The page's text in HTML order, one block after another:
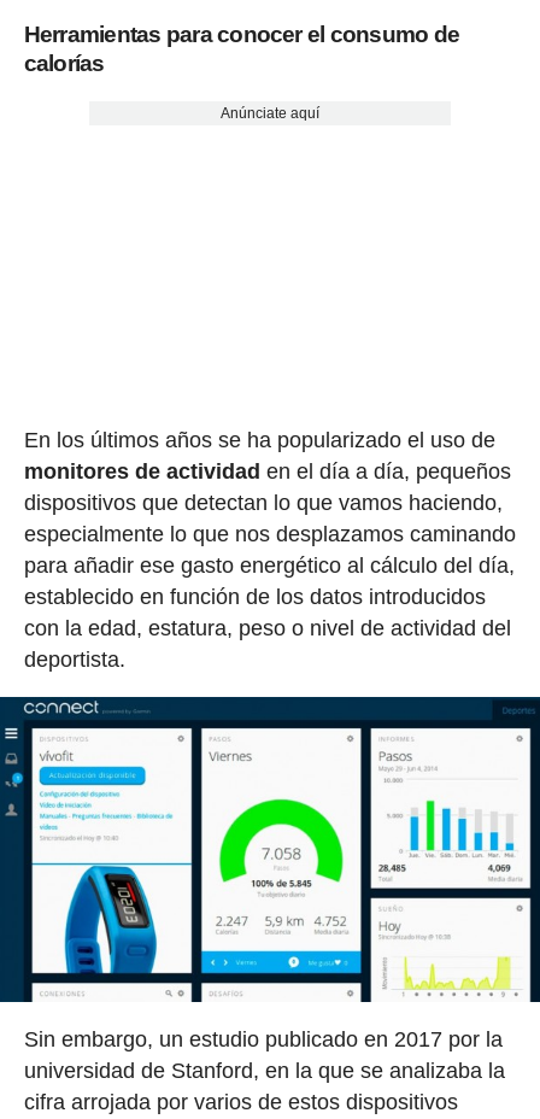
Herramientas para conocer el consumo de
calorías
Anúnciate aquí
En los últimos años se ha popularizado el uso de
monitores de actividad en el día a día, pequeños
dispositivos que detectan lo que vamos haciendo,
especialmente lo que nos desplazamos caminando
para añadir ese gasto energético al cálculo del día,
establecido en función de los datos introducidos
con la edad, estatura, peso o nivel de actividad del
deportista.
Sin embargo, un estudio publicado en 2017 por la
universidad de Stanford, en la que se analizaba la
cifra arrojada por varios de estos dispositivos